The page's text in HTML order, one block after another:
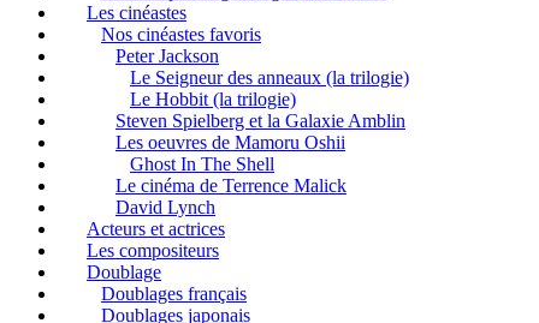
Les cinéastes
Nos cinéastes favoris
Peter Jackson
Le Seigneur des anneaux (la trilogie)
Le Hobbit (la trilogie)
Steven Spielberg et la Galaxie Amblin
Les oeuvres de Mamoru Oshii
Ghost In The Shell
Le cinéma de Terrence Malick
David Lynch
Acteurs et actrices
Les compositeurs
Doublage
Doublages français
Doublages japonais